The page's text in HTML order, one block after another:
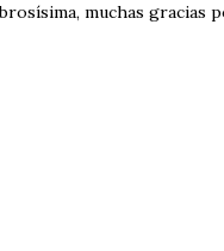
muchas gracias